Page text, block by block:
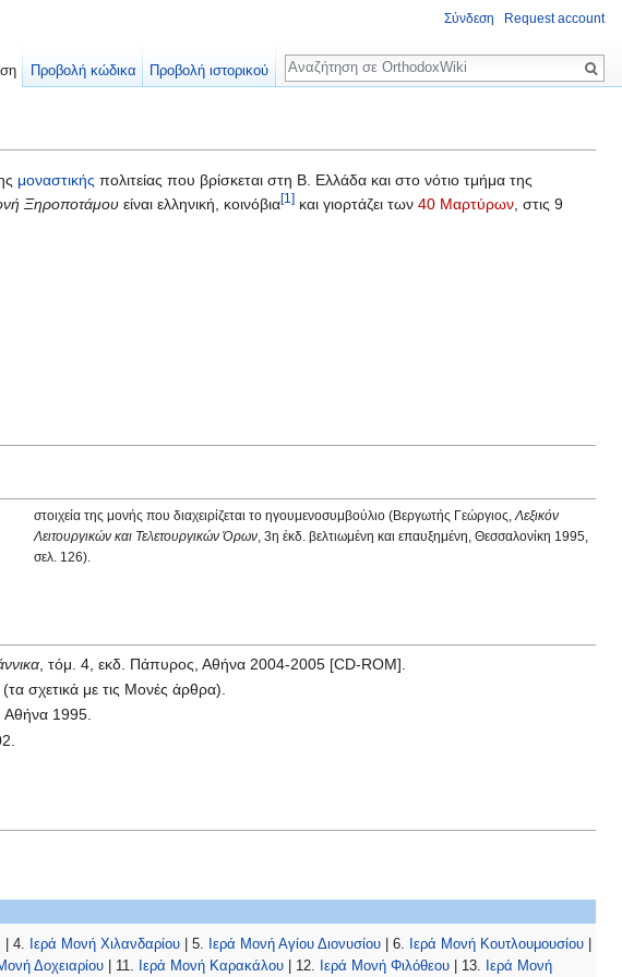
μοναστικής πολιτείας που βρίσκεται στη Β. Ελλάδα και στο νότιο τμήμα της
Ξηροποτάμου είναι ελληνική, κοινόβια[1] και γιορτάζει των 40 Μαρτύρων, στις 9
στοιχεία της μονής που διαχειρίζεται το ηγουμενοσυμβούλιο (Βεργωτής Γεώργιος, Λεξικόν
Λειτουργικών και Τελετουργικών Όρων, 3η έκδ. βελτιωμένη και επαυξημένη, Θεσσαλονίκη 1995,
σελ. 126).
, τόμ. 4, εκδ. Πάπυρος, Αθήνα 2004-2005 [CD-ROM].
σχετικά με τις Μονές άρθρα).
Αθήνα 1995.
| 4. Ιερά Μονή Χιλανδαρίου | 5. Ιερά Μονή Αγίου Διονυσίου | 6. Ιερά Μονή Κουτλουμουσίου
Δοχειαρίου | 11. Ιερά Μονή Καρακάλου | 12. Ιερά Μονή Φιλόθεου | 13. Ιερά Μονή
Σύνδεση Request account
Προβολή κώδικα Προβολή ιστορικού
Αναζήτηση